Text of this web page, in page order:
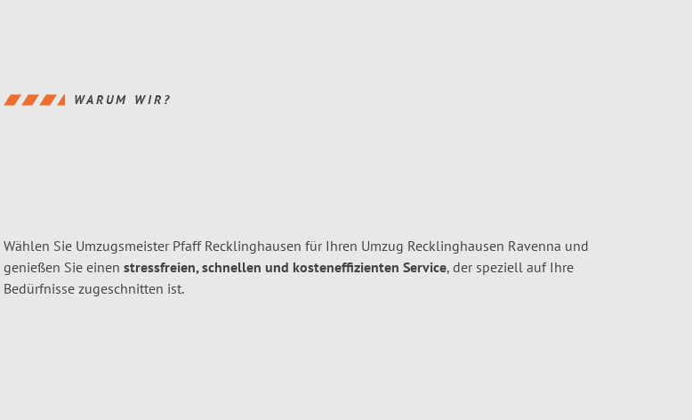
WARUM WIR?
Wählen Sie Umzugsmeister Pfaff Recklinghausen für Ihren Umzug Recklinghausen Ravenna und
genießen Sie einen stressfreien, schnellen und kosteneffizienten Service, der speziell auf Ihre
Bedürfnisse zugeschnitten ist.